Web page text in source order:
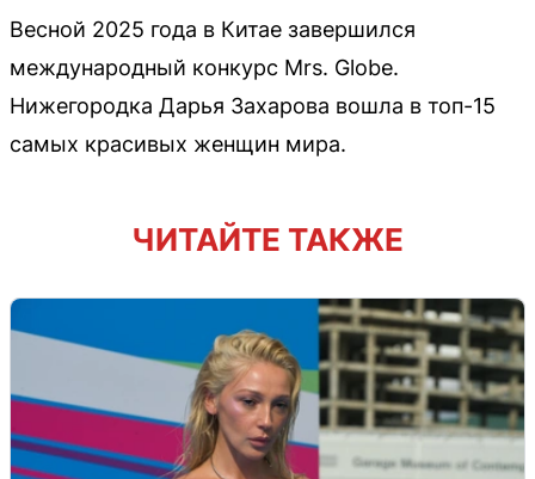
Весной 2025 года в Китае завершился
международный конкурс Mrs. Globe.
Нижегородка Дарья Захарова вошла в топ-15
самых красивых женщин мира.
ЧИТАЙТЕ ТАКЖЕ